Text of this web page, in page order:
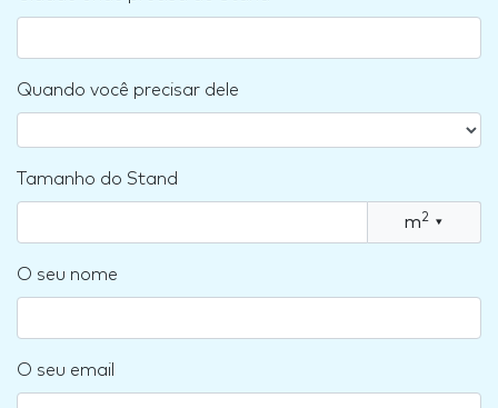
Quando você precisar dele
Tamanho do Stand
m2 ▾
O seu nome
O seu email